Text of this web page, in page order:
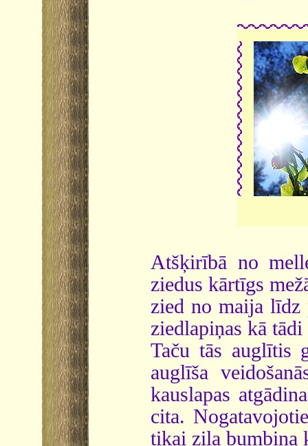
Atšķirībā no
ziedus kārtīgs
zied no maija līdz
ziedlapiņas kā
Taču tās auglītis
auglīša
kauslapas
cita.
tikai zila bumbiņa